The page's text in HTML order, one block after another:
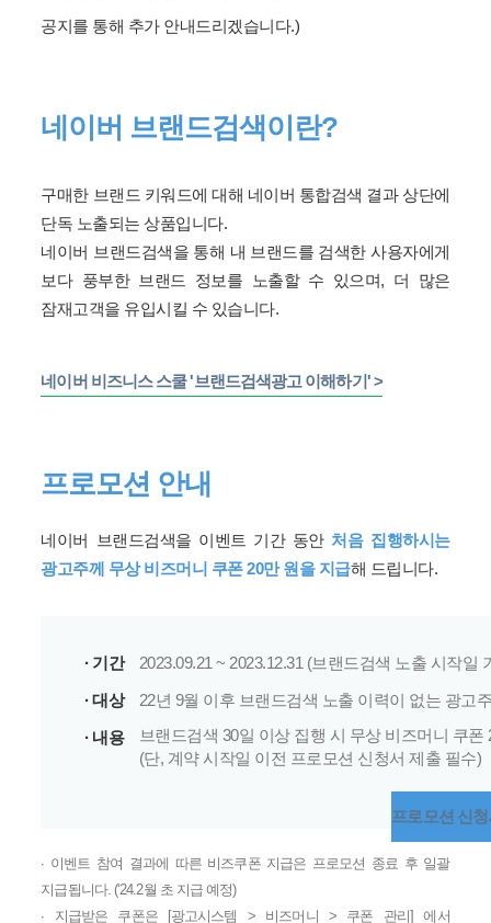
공지를 통해 추가 안내드리겠습니다.)
네이버 브랜드검색이란?
구매한 브랜드 키워드에 대해 네이버 통합검색 결과 상단에
단독 노출되는 상품입니다.
네이버 브랜드검색을 통해 내 브랜드를 검색한 사용자에게
보다 풍부한 브랜드 정보를 노출할 수 있으며, 더 많은
잠재고객을 유입시킬 수 있습니다.
네이버 비즈니스 스쿨 '브랜드검색광고 이해하기' >
프로모션 안내
네이버 브랜드검색을 이벤트 기간 동안 처음 집행하시는
광고주께 무상 비즈머니 쿠폰 20만 원을 지급해 드립니다.
∙ 기간
2023.09.21 ~ 2023.12.31 (브랜드검색 노출 시작일
∙ 대상
22년 9월 이후 브랜드검색 노출 이력이 없는 광고
∙ 내용
브랜드검색 30일 이상 집행 시 무상 비즈머니 쿠폰
(단, 계약 시작일 이전 프로모션 신청서 제출 필수)
프로모션 신
∙ 이벤트 참여 결과에 따른 비즈쿠폰 지급은 프로모션 종료 후 일괄
지급됩니다. (‘24.2월 초 지급 예정)
∙ 지급받은 쿠폰은 [광고시스템 > 비즈머니 > 쿠폰 관리] 에서